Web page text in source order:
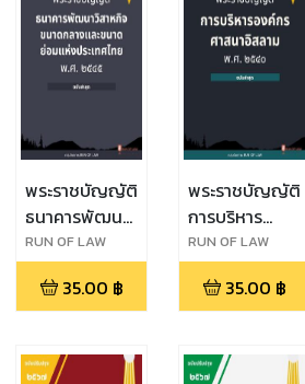
พระราชบัญญัติ
ธนาคารพัฒนา
วิสาหกิจขนาด
กลางและขนาด
ย่อมแห่ง
RUN OF LAW
35.00 ฿
พระราชบัญญัติ
การบริหาร
องค์กรศาสนา
อิสลาม พ.ศ.
๒๕๔๐
RUN OF LAW
35.00 ฿